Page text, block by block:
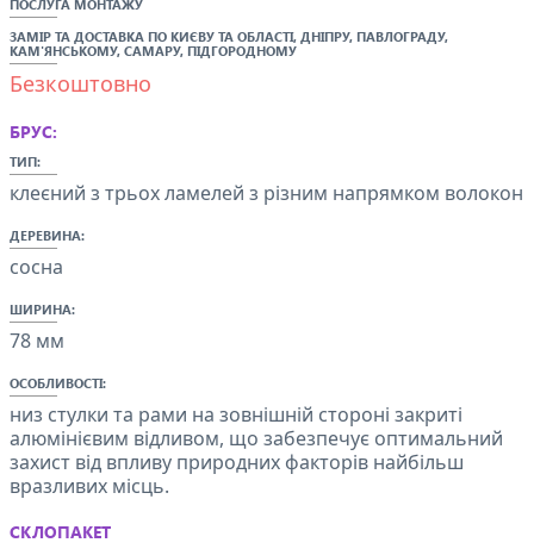
ПОСЛУГА МОНТАЖУ
ЗАМІР ТА ДОСТАВКА ПО КИЄВУ ТА ОБЛАСТІ, ДНІПРУ, ПАВЛОГРАДУ,
КАМ'ЯНСЬКОМУ, САМАРУ, ПІДГОРОДНОМУ
Безкоштовно
БРУС:
ТИП:
клеєний з трьох ламелей з різним напрямком волокон
ДЕРЕВИНА:
сосна
ШИРИНА:
78 мм
ОСОБЛИВОСТІ:
низ стулки та рами на зовнішній стороні закриті
алюмінієвим відливом, що забезпечує оптимальний
захист від впливу природних факторів найбільш
вразливих місць.
СКЛОПАКЕТ